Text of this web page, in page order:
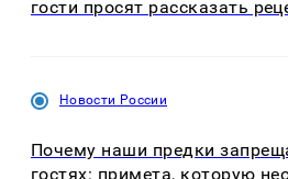
гости просят рассказать
Новости России
Почему наши предки
гостях: примета, которую